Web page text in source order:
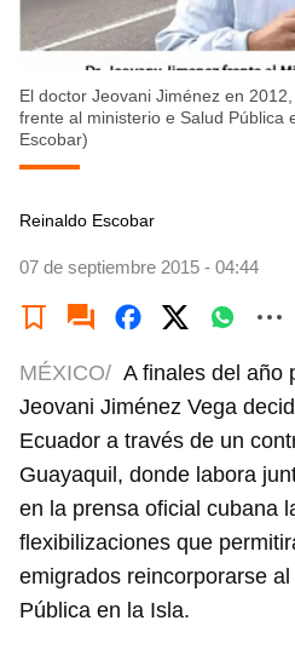
El doctor Jeovani Jiménez en
frente al ministerio e Salud Pública
Escobar)
Reinaldo Escobar
07 de septiembre 2015 - 04:44
MÉXICO/ A finales del año
Jeovani Jiménez Vega
Ecuador a través de un
Guayaquil, donde labora
en la prensa oficial cubana
flexibilizaciones que
emigrados reincorporarse
Pública en la Isla.